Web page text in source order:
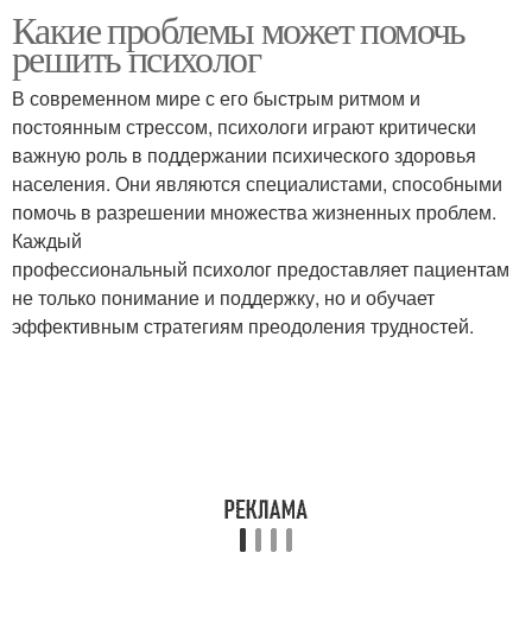
Какие проблемы может помочь
решить психолог
В современном мире с его быстрым ритмом и
постоянным стрессом, психологи играют критически
важную роль в поддержании психического здоровья
населения. Они являются специалистами, способными
помочь в разрешении множества жизненных проблем.
Каждый
профессиональный психолог предоставляет пациентам
не только понимание и поддержку, но и обучает
эффективным стратегиям преодоления трудностей.